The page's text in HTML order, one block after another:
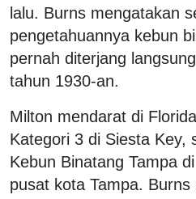
lalu. Burns mengatakan
pengetahuannya kebun
pernah diterjang
tahun 1930-an.
Milton mendarat di
Kategori 3 di Siesta Key,
Kebun Binatang Tampa
pusat kota Tampa.